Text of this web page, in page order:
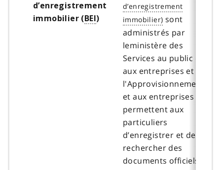
d’enregistrement
immobilier (BEI)
sont
administrés par
leministère des
Services au public et
aux entreprises et de
l'Approvisionnement
et aux entreprises et
permettent aux
particuliers
d’enregistrer et de
rechercher des
documents officiels